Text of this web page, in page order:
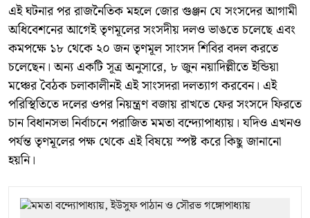
এই ঘটনার পর রাজনৈতিক মহলে জোর গুঞ্জন যে সংসদের আগামী
অধিবেশনের আগেই তৃণমূলের সংসদীয় দলও ভাঙতে চলেছে এবং
কমপক্ষে ১৮ থেকে ২০ জন তৃণমূল সাংসদ শিবির বদল করতে
চলেছেন। অন্য একটি সূত্র অনুসারে, ৮ জুন নয়াদিল্লীতে ইন্ডিয়া
মঞ্চের বৈঠক চলাকালীনই এই সাংসদরা দলত্যাগ করবেন। এই
পরিস্থিতিতে দলের ওপর নিয়ন্ত্রণ বজায় রাখতে ফের সংসদে ফিরতে
চান বিধানসভা নির্বাচনে পরাজিত মমতা বন্দ্যোপাধ্যায়। যদিও এখনও
পর্যন্ত তৃণমূলের পক্ষ থেকে এই বিষয়ে স্পষ্ট করে কিছু জানানো
হয়নি।